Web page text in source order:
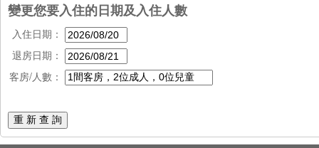
變更您要入住的日期及入住人數
入住日期：
退房日期：
客房/人數：
重 新 查 詢